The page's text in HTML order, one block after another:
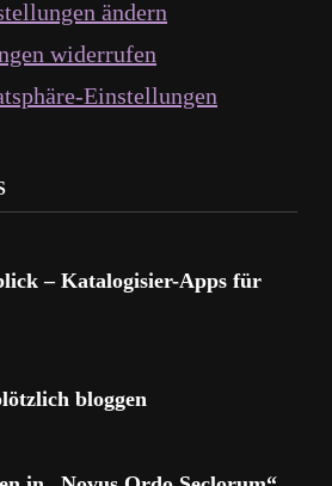
ändern
widerrufen
Einstellungen
– Katalogisier-Apps für
bloggen